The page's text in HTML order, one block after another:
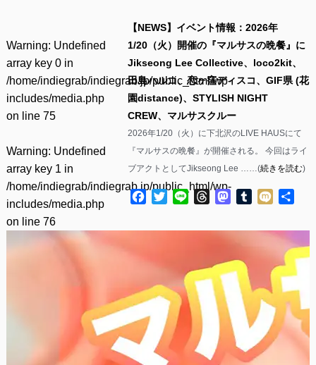
Warning: Undefined
array key 0 in
/home/indiegrab/indiegrab.jp/public_html/wp-
includes/media.php
on line 75
Warning: Undefined
array key 1 in
/home/indiegrab/indiegrab.jp/public_html/wp-
includes/media.php
on line 76
【NEWS】イベント情報：2026年
1/20（火）開催の『マルサスの晩餐』に
Jikseong Lee Collective、loco2kit、
田島ハルコ、恋ヶ窪ディスコ、GIF県 (花
園distance)、STYLISH NIGHT
CREW、マルサスクルー
2026年1/20（火）に下北沢のLIVE HAUSにて
『マルサスの晩餐』が開催される。 今回はライ
ブアクトとしてJikseong Lee ……(続きを読む)
Facebook
Twitter
Line ThreadsMastodon
Tumblr
Mixi